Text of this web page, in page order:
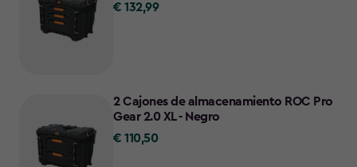
€
€ 132,99
2 Cajones de almacenamiento ROC Pro
Gear 2.0 XL - Negro
€
€ 110,50